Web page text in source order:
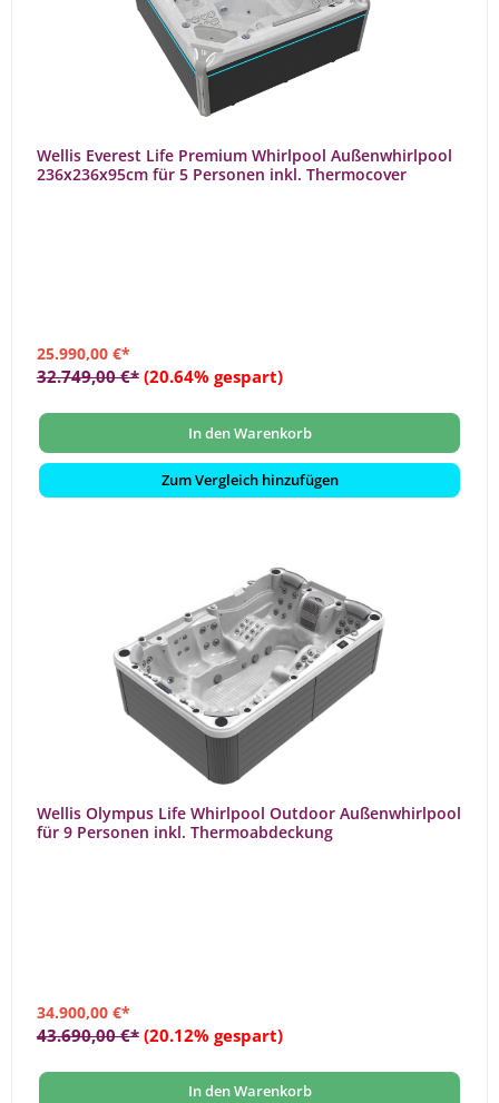
Wellis Everest Life Premium Whirlpool Außenwhirlpool
236x236x95cm für 5 Personen inkl. Thermocover
25.990,00 €*
32.749,00 €* (20.64% gespart)
In den Warenkorb
Zum Vergleich hinzufügen
Wellis Olympus Life Whirlpool Outdoor Außenwhirlpool
für 9 Personen inkl. Thermoabdeckung
34.900,00 €*
43.690,00 €* (20.12% gespart)
In den Warenkorb